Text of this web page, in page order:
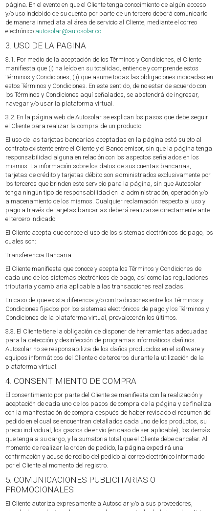
página. En el evento en que el Cliente tenga conocimiento de algún acceso
y/o uso indebido de su cuenta por parte de un tercero deberá comunicarlo
de manera inmediata al área de servicio al Cliente, mediante el correo
electrónico autosolar@autosolar.co
3. USO DE LA PAGINA
3.1. Por medio de la aceptación de los Términos y Condiciones, el Cliente
manifiesta que (i) ha leído en su totalidad, entiende y comprende estos
Términos y Condiciones, (ii) que asume todas las obligaciones indicadas en
estos Términos y Condiciones. En este sentido, de no estar de acuerdo con
los Términos y Condiciones aquí señalados, se abstendrá de ingresar,
navegar y/o usar la plataforma virtual.
3.2. En la página web de Autosolar se explican los pasos que debe seguir
el Cliente para realizar la compra de un producto.
El uso de las tarjetas bancarias aceptadas en la página está sujeto al
contrato existente entre el Cliente y el Banco emisor, sin que la página tenga
responsabilidad alguna en relación con los aspectos señalados en los
mismos. La información sobre los datos de sus cuentas bancarias,
tarjetas de crédito y tarjetas débito son administrados exclusivamente por
los terceros que brinden este servicio para la página, sin que Autosolar
tenga ningún tipo de responsabilidad en la administración, operación y/o
almacenamiento de los mismos. Cualquier reclamación respecto al uso y
pago a través de tarjetas bancarias deberá realizarse directamente ante
el tercero indicado.
El Cliente acepta que conoce el uso de los sistemas electrónicos de pago, los
cuales son:
Transferencia Bancaria
El Cliente manifiesta que conoce y acepta los Términos y Condiciones de
cada uno de los sistemas electrónicos de pago, así como las regulaciones
tributaria y cambiaria aplicable a las transacciones realizadas.
En caso de que exista diferencia y/o contradicciones entre los Términos y
Condiciones fijados por los sistemas electrónicos de pago y los Términos y
Condiciones de la plataforma virtual, prevalecerán los últimos.
3.3. El Cliente tiene la obligación de disponer de herramientas adecuadas
para la detección y desinfección de programas informáticos dañinos.
Autosolar no se responsabiliza de los daños producidos en el software y
equipos informáticos del Cliente o de terceros durante la utilización de la
plataforma virtual.
4. CONSENTIMIENTO DE COMPRA
El consentimiento por parte del Cliente se manifiesta con la realización y
aceptación de cada uno de los pasos de compra de la página y se finaliza
con la manifestación de compra después de haber revisado el resumen del
pedido en el cual se encuentran detallados cada uno de los productos, su
precio individual, los gastos de envío (en caso de ser aplicable), los demás
que tenga a su cargo, y la sumatoria total que el Cliente debe cancelar. Al
momento de realizar la orden de pedido, la página expedirá una
confirmación y acuse de recibo del pedido al correo electrónico informado
por el Cliente al momento del registro.
5. COMUNICACIONES PUBLICITARIAS O
PROMOCIONALES
El Cliente autoriza expresamente a Autosolar y/o a sus proveedores,